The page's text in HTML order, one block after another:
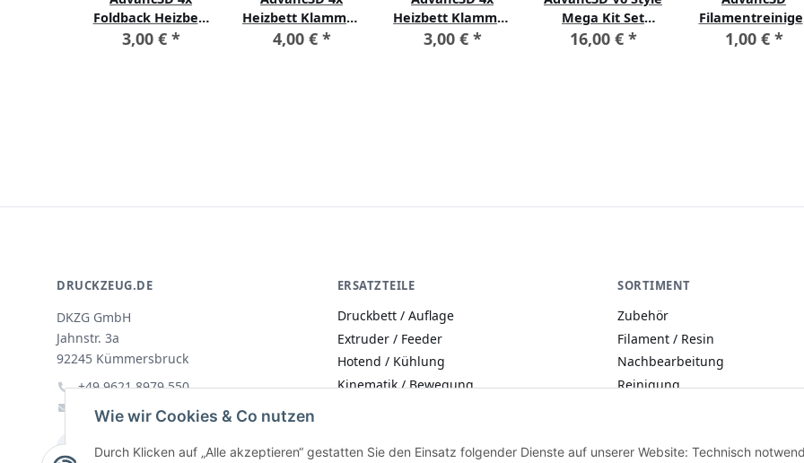
Wie wir Cookies & Co nutzen
Durch Klicken auf „Alle akzeptieren“ gestatten Sie den Einsatz folgender Dienste auf unserer Website: Technisch
Foldback Heizbett
Klammer Build
3,00 € *
Heizbett Klammer
Build Platform
4,00 € *
Heizbett Klammer
lang Build
3,00 € *
Mega Kit Set
Messing in 0.2-
16,00 € *
für jedes Filament
1,00 € *
DRUCKZEUG.DE
DKZG GmbH
Jahnstr. 3a
92245 Kümmersbruck
+49 9621 8979 550
hilfe@dkzg.support
ERSATZTEILE
Druckbett / Auflage
Extruder / Feeder
Hotend / Kühlung
Kinematik / Bewegung
Rahmen / Halterungen
SORTIMENT
Zubehör
Filament / Resin
Nachbearbeitung
Reinigung